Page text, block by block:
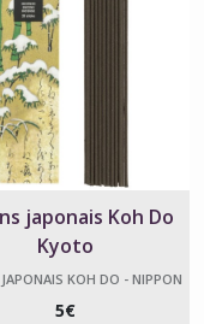
japonais Koh Do
Kyoto
JAPONAIS KOH DO - NIPPON
5€